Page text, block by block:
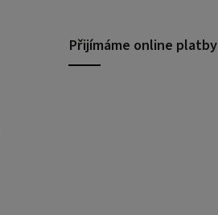
Přijímáme online platby